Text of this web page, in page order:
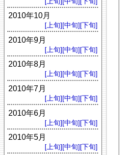
2010年10月
[上旬][中旬][下旬]
2010年9月
[上旬][中旬][下旬]
2010年8月
[上旬][中旬][下旬]
2010年7月
[上旬][中旬][下旬]
2010年6月
[上旬][中旬][下旬]
2010年5月
[上旬][中旬][下旬]